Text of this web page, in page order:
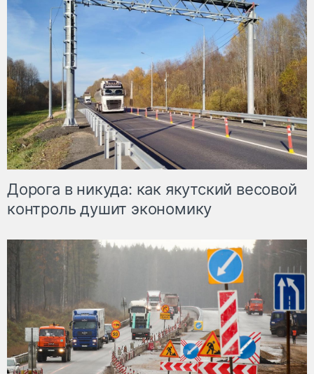
Дорога в никуда: как якутский весовой
контроль душит экономику